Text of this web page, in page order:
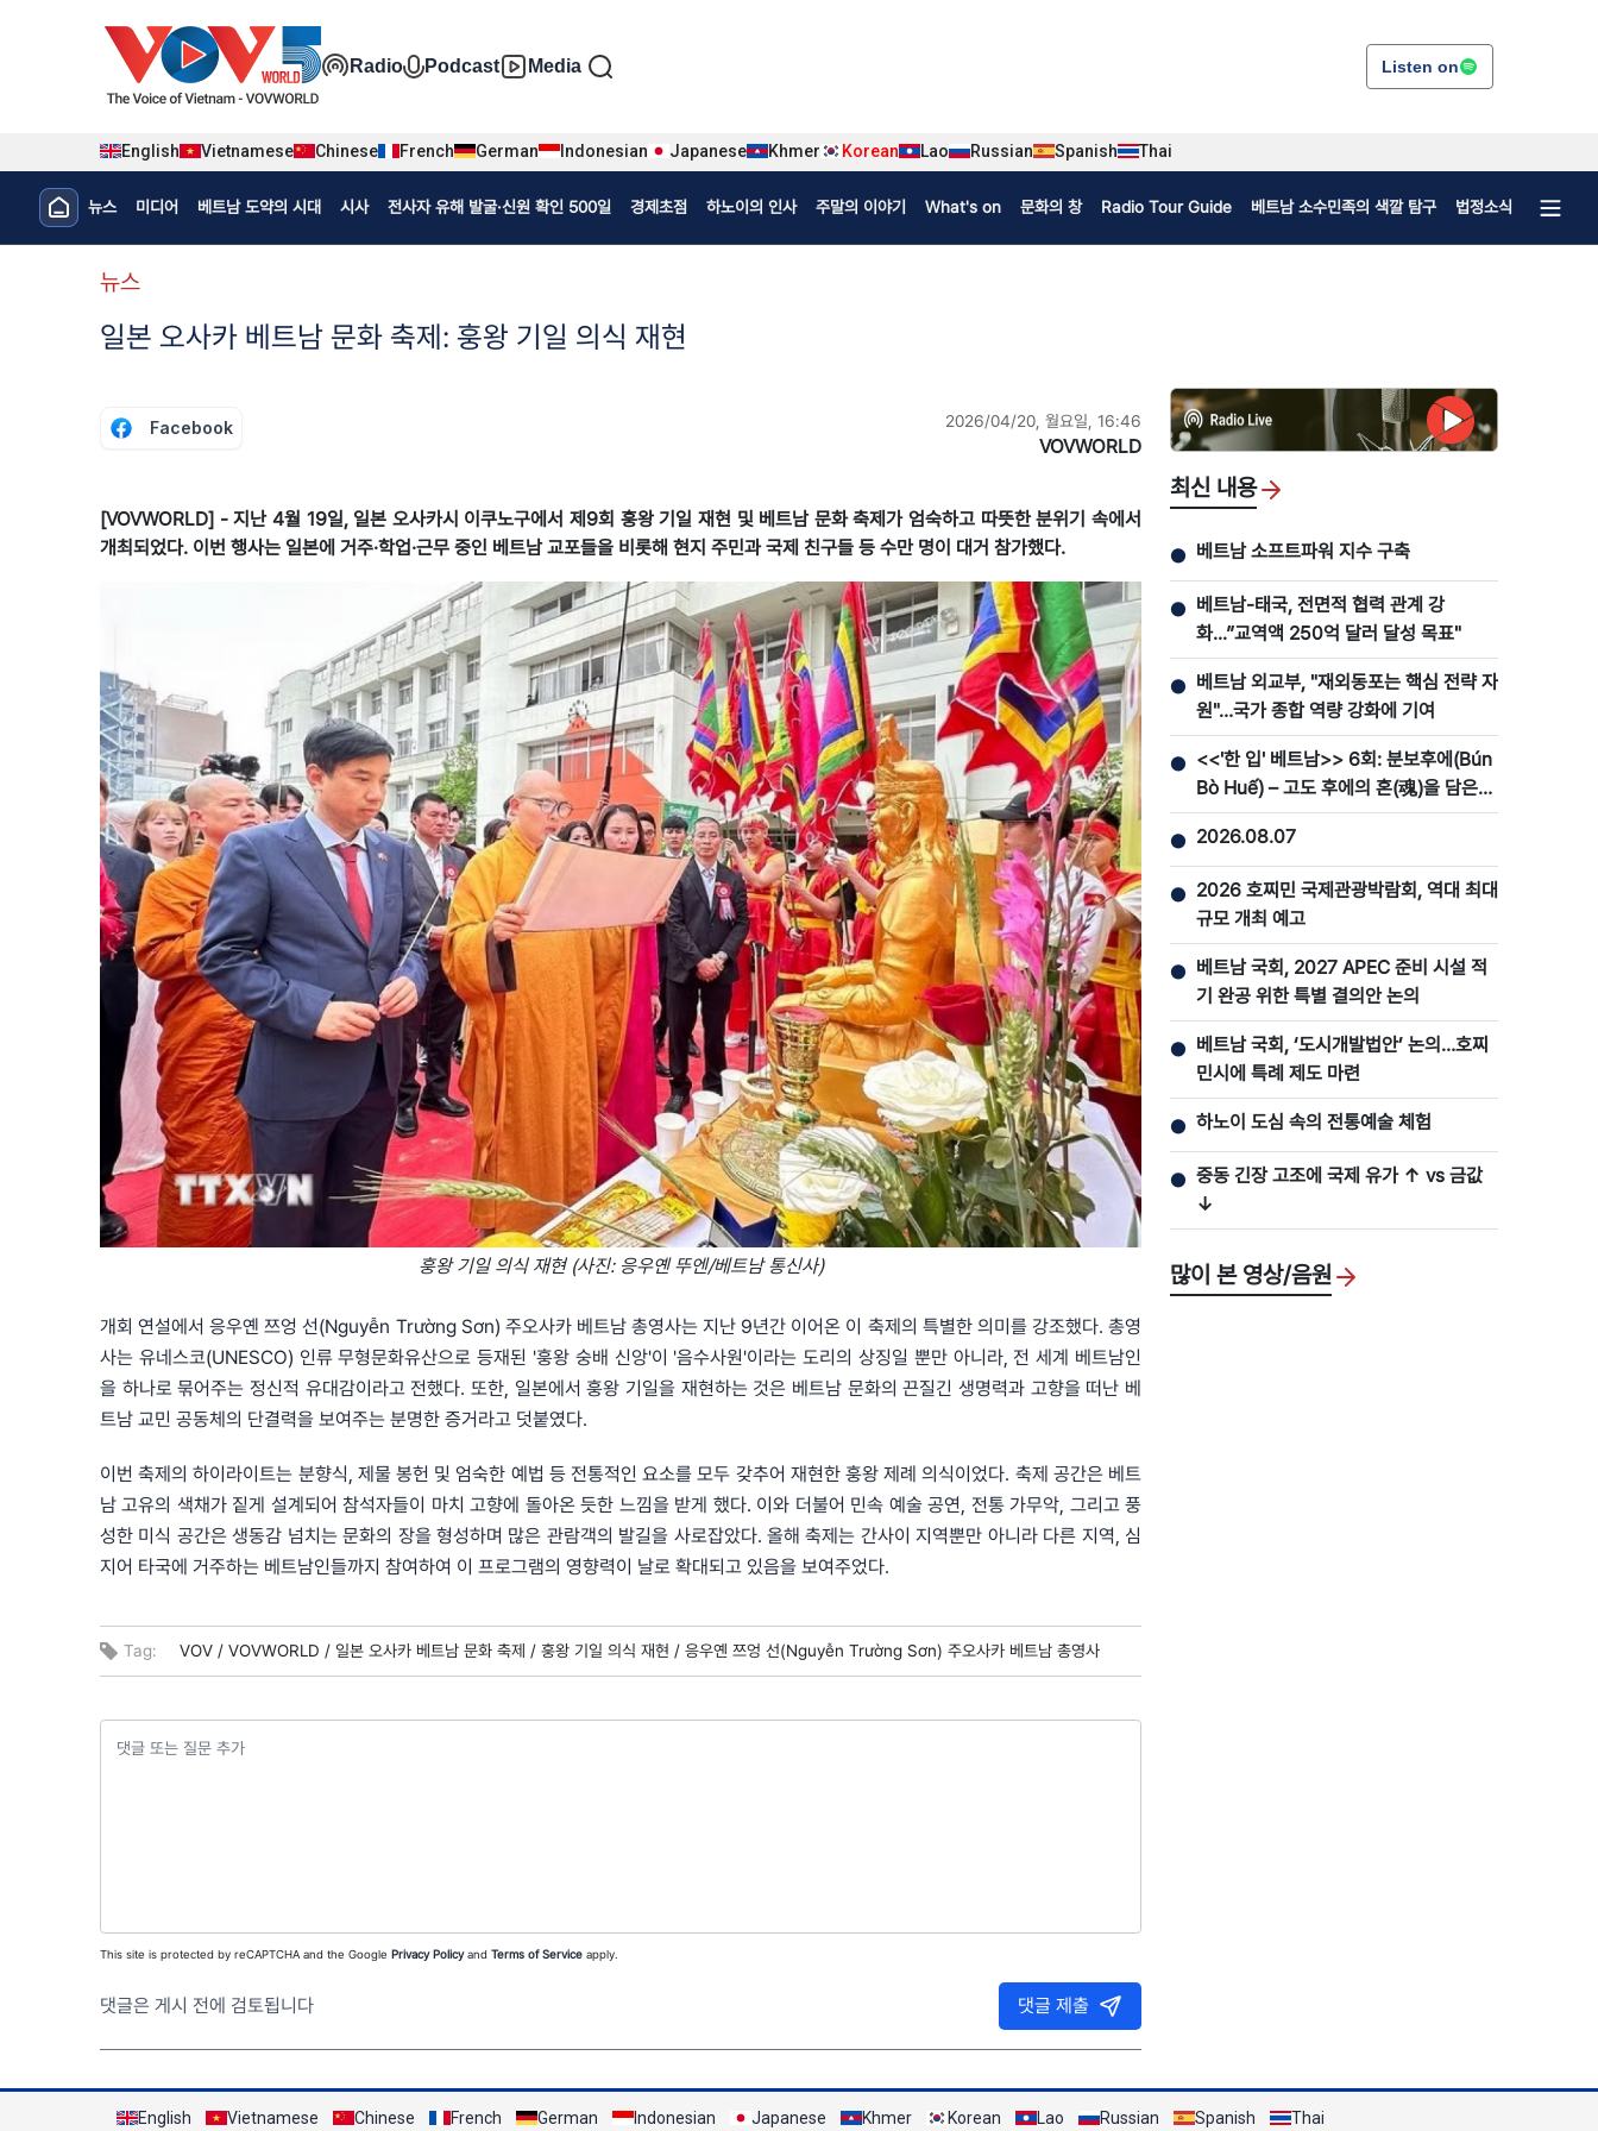
Đa phương tiện tiếng Hàn
Radio Podcast Media Listen on
English Vietnamese Chinese French German Indonesian Japanese Khmer Korean Lao Russian Spanish Thai
Menu trang chủ tiếng Hàn
뉴스 미디어 베트남 도약의 시대 시사 전사자 유해 발굴·신원 확인 500일 경제초점 하노이의 인사 주말의 이야기 What's on 문화의 창 Radio Tour Guide 베트남 소수민족의 색깔 탐구 법정소식
menu phụ tiếng Hàn
뉴스
일본 오사카 베트남 문화 축제: 훙왕 기일 의식 재현
Facebook 2026/04/20, 월요일, 16:46
VOVWORLD
[VOVWORLD] - 지난 4월 19일, 일본 오사카시 이쿠노구에서 제9회 훙왕 기일 재현 및 베트남 문화 축제가 엄숙하고 따뜻한 분위기 속에서
개최되었다. 이번 행사는 일본에 거주·학업·근무 중인 베트남 교포들을 비롯해 현지 주민과 국제 친구들 등 수만 명이 대거 참가했다.
훙왕 기일 의식 재현 (사진: 응우옌 뚜엔/베트남 통신사)
개회 연설에서 응우옌 쯔엉 선(Nguyễn Trường Sơn) 주오사카 베트남 총영사는 지난 9년간 이어온 이 축제의 특별한 의미를 강조했다. 총영
사는 유네스코(UNESCO) 인류 무형문화유산으로 등재된 '훙왕 숭배 신앙'이 '음수사원'이라는 도리의 상징일 뿐만 아니라, 전 세계 베트남인
을 하나로 묶어주는 정신적 유대감이라고 전했다. 또한, 일본에서 훙왕 기일을 재현하는 것은 베트남 문화의 끈질긴 생명력과 고향을 떠난 베
트남 교민 공동체의 단결력을 보여주는 분명한 증거라고 덧붙였다.
이번 축제의 하이라이트는 분향식, 제물 봉헌 및 엄숙한 예법 등 전통적인 요소를 모두 갖추어 재현한 훙왕 제례 의식이었다. 축제 공간은 베트
남 고유의 색채가 짙게 설계되어 참석자들이 마치 고향에 돌아온 듯한 느낌을 받게 했다. 이와 더불어 민속 예술 공연, 전통 가무악, 그리고 풍
성한 미식 공간은 생동감 넘치는 문화의 장을 형성하며 많은 관람객의 발길을 사로잡았다. 올해 축제는 간사이 지역뿐만 아니라 다른 지역, 심
지어 타국에 거주하는 베트남인들까지 참여하여 이 프로그램의 영향력이 날로 확대되고 있음을 보여주었다.
Tag: VOV / VOVWORLD / 일본 오사카 베트남 문화 축제 / 훙왕 기일 의식 재현 / 응우옌 쯔엉 선(Nguyễn Trường Sơn) 주오사카 베트남 총영사
This site is protected by reCAPTCHA and the Google Privacy Policyand Terms of Service apply.
댓글은 게시 전에 검토됩니다 댓글 제출
최신 내용
● 베트남 소프트파워 지수 구축
● 베트남-태국, 전면적 협력 관계 강
화...”교역액 250억 달러 달성 목표"
● 베트남 외교부, "재외동포는 핵심 전략 자
원"…국가 종합 역량 강화에 기여
● <<'한 입' 베트남>> 6회: 분보후에(Bún
Bò Huế) – 고도 후에의 혼(魂)을 담은
맛
● 2026.08.07
● 2026 호찌민 국제관광박람회, 역대 최대
규모 개최 예고
● 베트남 국회, 2027 APEC 준비 시설 적
기 완공 위한 특별 결의안 논의
● 베트남 국회, ‘도시개발법안’ 논의…호찌
민시에 특례 제도 마련
● 하노이 도심 속의 전통예술 체험
● 중동 긴장 고조에 국제 유가 ↑ vs 금값
↓
많이 본 영상/음원
English Vietnamese Chinese French German Indonesian Japanese Khmer Korean Lao Russian Spanish Thai